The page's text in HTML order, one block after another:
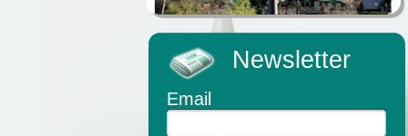
Newsletter
Email